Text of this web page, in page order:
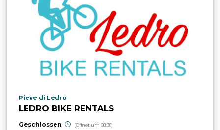
aria.poi_location_prefix
Pieve di Ledro
LEDRO BIKE RENTALS
Geschlossen (Öffnet um 08:30)